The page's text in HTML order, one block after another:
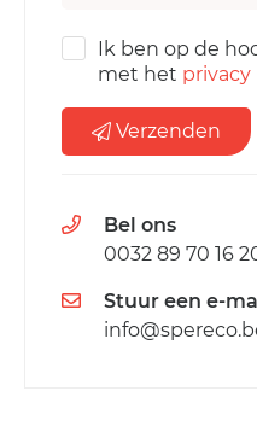
Ik ben op de
met het privacy
Verzenden
Bel ons
0032 89 70 16
Stuur een e-